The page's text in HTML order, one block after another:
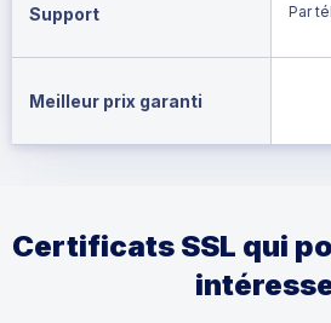
Support Par
Meilleur prix garanti
Certificats SSL qui